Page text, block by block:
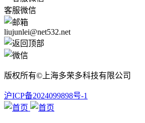
客服微信
liujunlei@net532.net
版权所有©上海多荣多科技有限公司
沪ICP备2024099898号-1